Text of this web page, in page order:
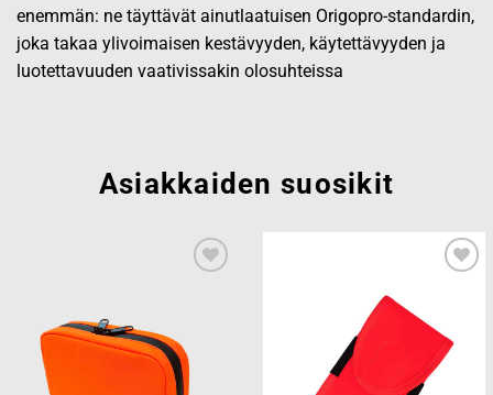
enemmän: ne täyttävät ainutlaatuisen Origopro-standardin,
joka takaa ylivoimaisen kestävyyden, käytettävyyden ja
luotettavuuden vaativissakin olosuhteissa
Asiakkaiden suosikit